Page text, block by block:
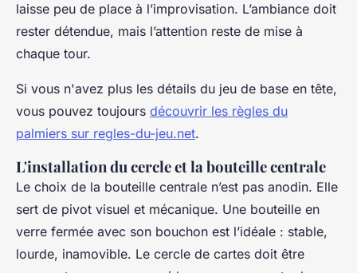
laisse peu de place à l’improvisation. L’ambiance doit
rester détendue, mais l’attention reste de mise à
chaque tour.
Si vous n'avez plus les détails du jeu de base en tête,
vous pouvez toujours découvrir les règles du
palmiers sur regles-du-jeu.net.
L'installation du cercle et la bouteille centrale
Le choix de la bouteille centrale n’est pas anodin. Elle
sert de pivot visuel et mécanique. Une bouteille en
verre fermée avec son bouchon est l’idéale : stable,
lourde, inamovible. Le cercle de cartes doit être